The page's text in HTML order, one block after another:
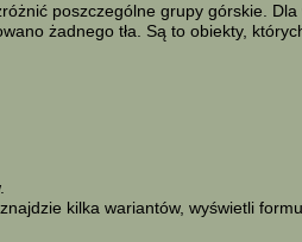
poszczególne grupy górskie.
żadnego tła. Są to obiekty,
kilka wariantów, wyświetli